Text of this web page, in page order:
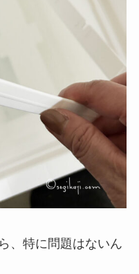
、特に問題はないん